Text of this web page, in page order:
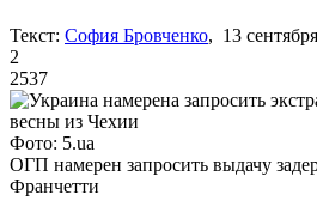
Текст: София Бровченко, 13
2
2537
Фото: 5.ua
ОГП намерен запросить выдачу
Франчетти